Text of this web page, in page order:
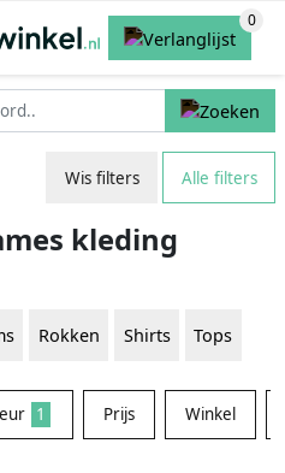
Wis filters Alle filters
kleding
Rokken Shirts Tops
1 Prijs Winkel